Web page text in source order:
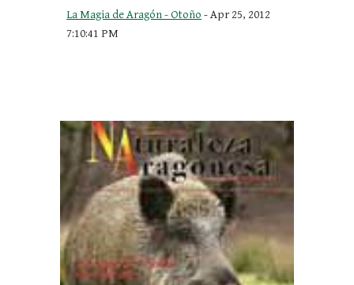
La Magia de Aragón - Otoño - Apr 25, 2012
7:10:41 PM